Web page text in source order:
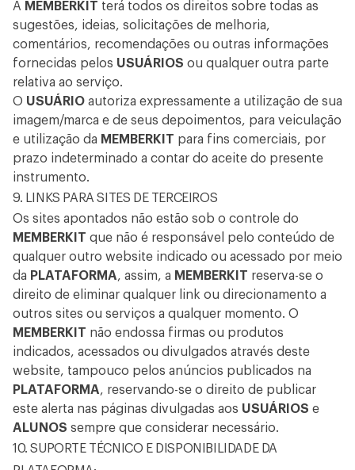
A MEMBERKIT terá todos os direitos sobre todas as
sugestões, ideias, solicitações de melhoria,
comentários, recomendações ou outras informações
fornecidas pelos USUÁRIOS ou qualquer outra parte
relativa ao serviço.
O USUÁRIO autoriza expressamente a utilização de sua
imagem/marca e de seus depoimentos, para veiculação
e utilização da MEMBERKIT para fins comerciais, por
prazo indeterminado a contar do aceite do presente
instrumento.
9. LINKS PARA SITES DE TERCEIROS
Os sites apontados não estão sob o controle do
MEMBERKIT que não é responsável pelo conteúdo de
qualquer outro website indicado ou acessado por meio
da PLATAFORMA, assim, a MEMBERKIT reserva-se o
direito de eliminar qualquer link ou direcionamento a
outros sites ou serviços a qualquer momento. O
MEMBERKIT não endossa firmas ou produtos
indicados, acessados ou divulgados através deste
website, tampouco pelos anúncios publicados na
PLATAFORMA, reservando-se o direito de publicar
este alerta nas páginas divulgadas aos USUÁRIOS e
ALUNOS sempre que considerar necessário.
10. SUPORTE TÉCNICO E DISPONIBILIDADE DA